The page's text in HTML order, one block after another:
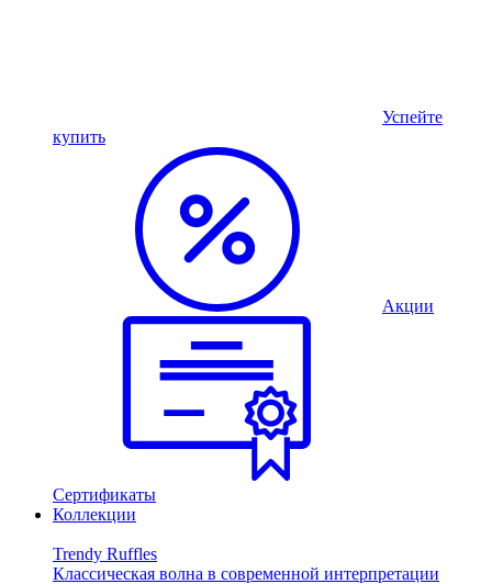
Успейте
купить
Акции
Сертификаты
Коллекции
Trendy Ruffles
Классическая волна в современной интерпретации